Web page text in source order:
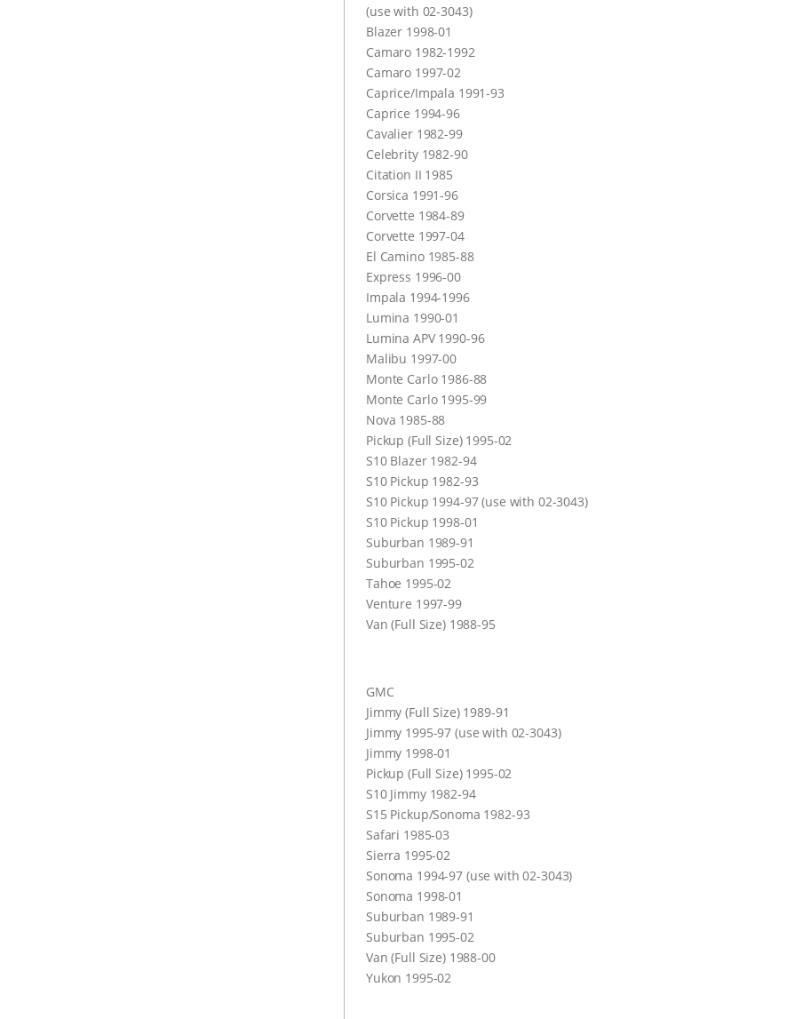
(use with 02-3043)
Blazer 1998-01
Camaro 1982-1992
Camaro 1997-02
Caprice/Impala 1991-93
Caprice 1994-96
Cavalier 1982-99
Celebrity 1982-90
Citation II 1985
Corsica 1991-96
Corvette 1984-89
Corvette 1997-04
El Camino 1985-88
Express 1996-00
Impala 1994-1996
Lumina 1990-01
Lumina APV1990-96
Malibu 1997-00
Monte Carlo 1986-88
Monte Carlo 1995-99
Nova 1985-88
Pickup (Full Size) 1995-02
S10 Blazer 1982-94
S10 Pickup 1982-93
S10 Pickup 1994-97 (use with 02-3043)
S10 Pickup 1998-01
Suburban 1989-91
Suburban 1995-02
Tahoe 1995-02
Venture 1997-99
Van (Full Size) 1988-95
GMC
Jimmy (Full Size) 1989-91
Jimmy 1995-97 (use with 02-3043)
Jimmy 1998-01
Pickup (Full Size) 1995-02
S10 Jimmy 1982-94
S15 Pickup/Sonoma 1982-93
Safari 1985-03
Sierra 1995-02
Sonoma 1994-97 (use with 02-3043)
Sonoma 1998-01
Suburban 1989-91
Suburban 1995-02
Van (Full Size) 1988-00
Yukon 1995-02